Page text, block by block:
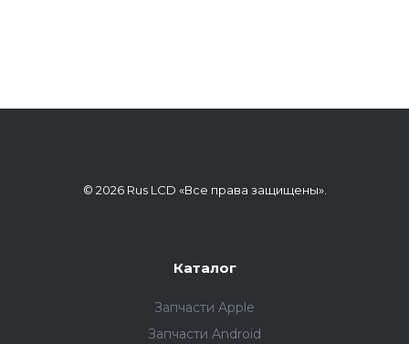
© 2026 Rus LCD «Все права защищены».
Каталог
Запчасти Apple
Запчасти Android